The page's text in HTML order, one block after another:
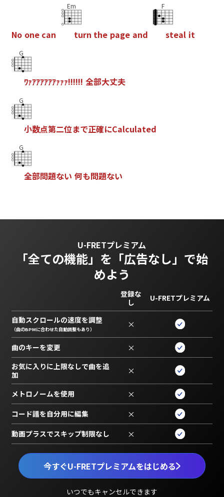
No one can
Em
turn the page and
F
steal it
G
ﾜｧｱｱｱｱｱｱｧｧｧ!!!!!! 全部大丈夫
G
小数点第二位まで正確にCalculated
G
全部問題ない 何も問題ない
U-FRETプレミアム
「全ての機能」を 「広告なし」で始
めよう
今すぐU-FRETプレミアムをはじめる
いつでもキャンセルできます
登録な
し
U-FRETプレミアム
自動スクロールの速度を調整
（曲のBPMに合わせた自動調整もあり） ×
曲のキーを変更 ×
お気に入りに上限なしで曲を追
加
×
メトロノームを使用 ×
コード譜を自分用に編集 ×
動画プラスでスキップ制限なし ×